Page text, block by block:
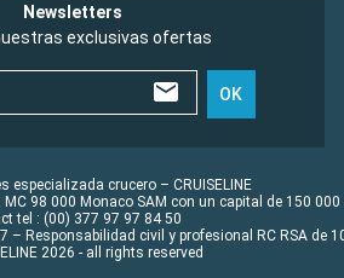
Newsletters
exclusivas ofertas
OK
especializada crucero – CRUISELINE
98 000 Monaco SAM con un capital de 150 000
tel : (00) 377 97 97 84 50
– Responsabilidad civil y profesional RC RSA de
2026 - all rights reserved